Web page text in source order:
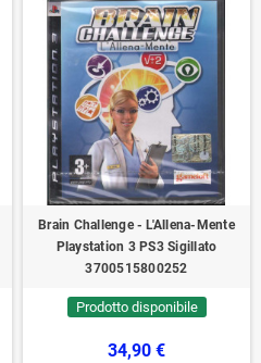
Brain Challenge - L'Allena-Mente
Playstation 3 PS3 Sigillato
3700515800252
Prodotto disponibile
34,90 €